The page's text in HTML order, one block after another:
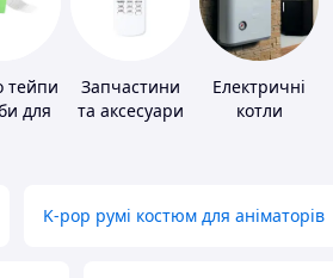
тейпи
для
Запчастини
та аксесуари
Електричні
котли
K-pop румі костюм для аніматорів